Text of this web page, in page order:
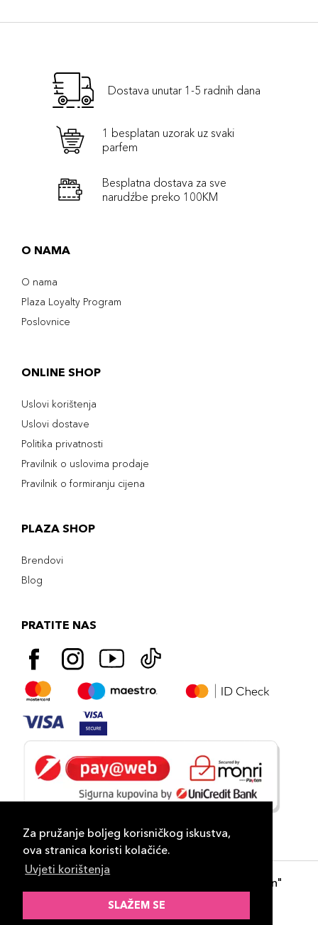
Za pružanje boljeg korisničkog iskustva,
ova stranica koristi kolačiće.
Uvjeti korištenja
SLAŽEM SE
Dostava unutar 1-5 radnih dana
1 besplatan uzorak uz svaki
parfem
Besplatna dostava za sve
narudźbe preko 100KM
O NAMA
O nama
Plaza Loyalty Program
Poslovnice
ONLINE SHOP
Uslovi korištenja
Uslovi dostave
Politika privatnosti
Pravilnik o uslovima prodaje
Pravilnik o formiranju cijena
PLAZA SHOP
Brendovi
Blog
PRATITE NAS
- "DP Lux Distribution"
d.o.o. Banja Luka
ID-S Consulting d.o.o. Sarajevo